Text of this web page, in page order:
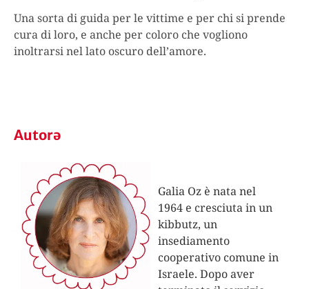
Una sorta di guida per le vittime e per chi si prende
cura di loro, e anche per coloro che vogliono
inoltrarsi nel lato oscuro dell’amore.
Autorə
Galia Oz è nata nel
1964 e cresciuta in un
kibbutz, un
insediamento
cooperativo comune in
Israele. Dopo aver